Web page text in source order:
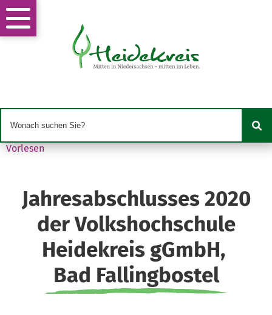
Vorlesen
Jahresabschlusses 2020
der Volkshochschule
Heidekreis gGmbH,
Bad Fallingbostel